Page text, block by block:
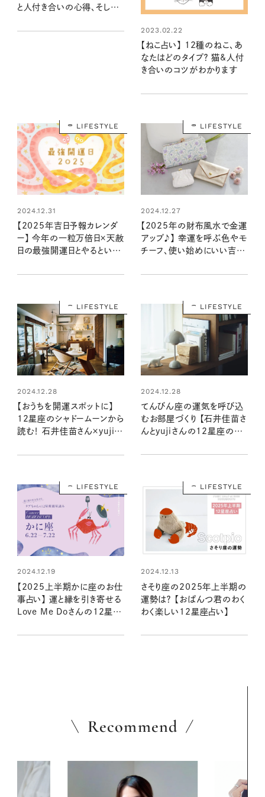
と人付き合いの心得、そして
2023.02.22
【ねこ占い】 12種のねこ、あ
なたはどのタイプ？ 猫&人付
き合いのコツがわかります
LIFESTYLE
2024.12.31
【2025年吉日予報カレンダ
ー】 今年の一粒万倍日×天赦
日の最強開運日とやるといい
LIFESTYLE
2024.12.27
【2025年の財布風水で金運
アップ♪】 幸運を呼ぶ色やモ
チーフ、使い始めにいい吉日
チ！
LIFESTYLE
2024.12.28
【おうちを開運スポットに】
12星座のシャドームーンから
読む！ 石井佳苗さん×yujiさ
ア
LIFESTYLE
2024.12.28
てんびん座の運気を呼び込
むお部屋づくり 【石井佳苗さ
んとyujiさんの12星座のシ
ア】
LIFESTYLE
2024.12.19
【2025上半期かに座のお仕
事占い】 運と縁を引き寄せる
Love Me Doさんの12星座
LIFESTYLE
2024.12.13
さそり座の2025年上半期の
運勢は？ 【おぱんつ君のわく
わく楽しい12星座占い】
Recommend